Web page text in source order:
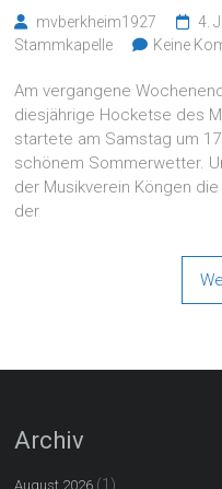
mvberkheim1927 4.
Stammkapelle
Keine
Am vergangene
diesjährige Hocketse des
startete am Samstag um
schönem Sommerwetter.
der Musikverein Köngen
der
Archiv
August 2026 (1)